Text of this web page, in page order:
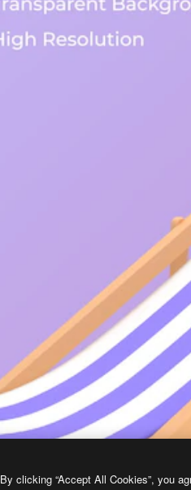
By clicking “Accept All Cookies”, you